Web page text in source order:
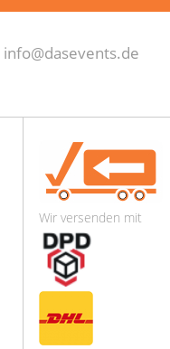
info@dasevents.de
Wir versenden mit